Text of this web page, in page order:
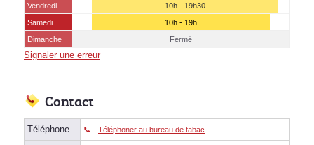
Vendredi
10h - 19h30
Samedi
10h - 19h
Dimanche
Fermé
Signaler une erreur
Contact
Téléphone Téléphoner au bureau de tabac